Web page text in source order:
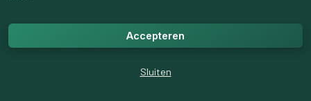
Accepteren
Sluiten